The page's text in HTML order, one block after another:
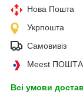
Нова Пошта
Укрпошта
Самовивіз
Meest ПОШТА
Всі умови